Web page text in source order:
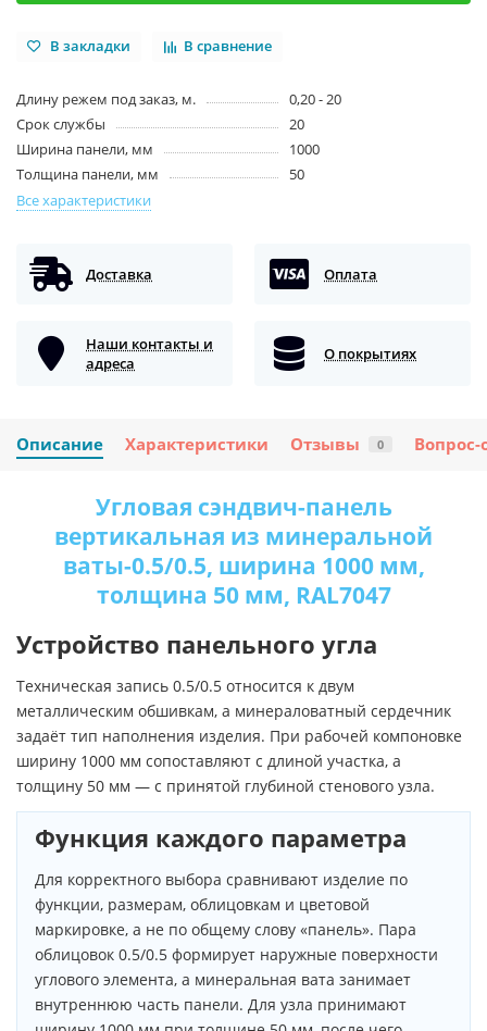
В закладки В сравнение
Длину режем под заказ, м.
0,20 - 20
Срок службы
20
Ширина панели, мм
1000
Толщина панели, мм
50
Все характеристики
Доставка Оплата
Наши контакты и
адреса
О покрытиях
Описание Характеристики Отзывы 0 Вопрос-
Угловая сэндвич-панель
вертикальная из минеральной
ваты-0.5/0.5, ширина 1000 мм,
толщина 50 мм, RAL7047
Устройство панельного угла
Техническая запись 0.5/0.5 относится к двум
металлическим обшивкам, а минераловатный сердечник
задаёт тип наполнения изделия. При рабочей компоновке
ширину 1000 мм сопоставляют с длиной участка, а
толщину 50 мм — с принятой глубиной стенового узла.
Функция каждого параметра
Для корректного выбора сравнивают изделие по
функции, размерам, облицовкам и цветовой
маркировке, а не по общему слову «панель». Пара
облицовок 0.5/0.5 формирует наружные поверхности
углового элемента, а минеральная вата занимает
внутреннюю часть панели. Для узла принимают